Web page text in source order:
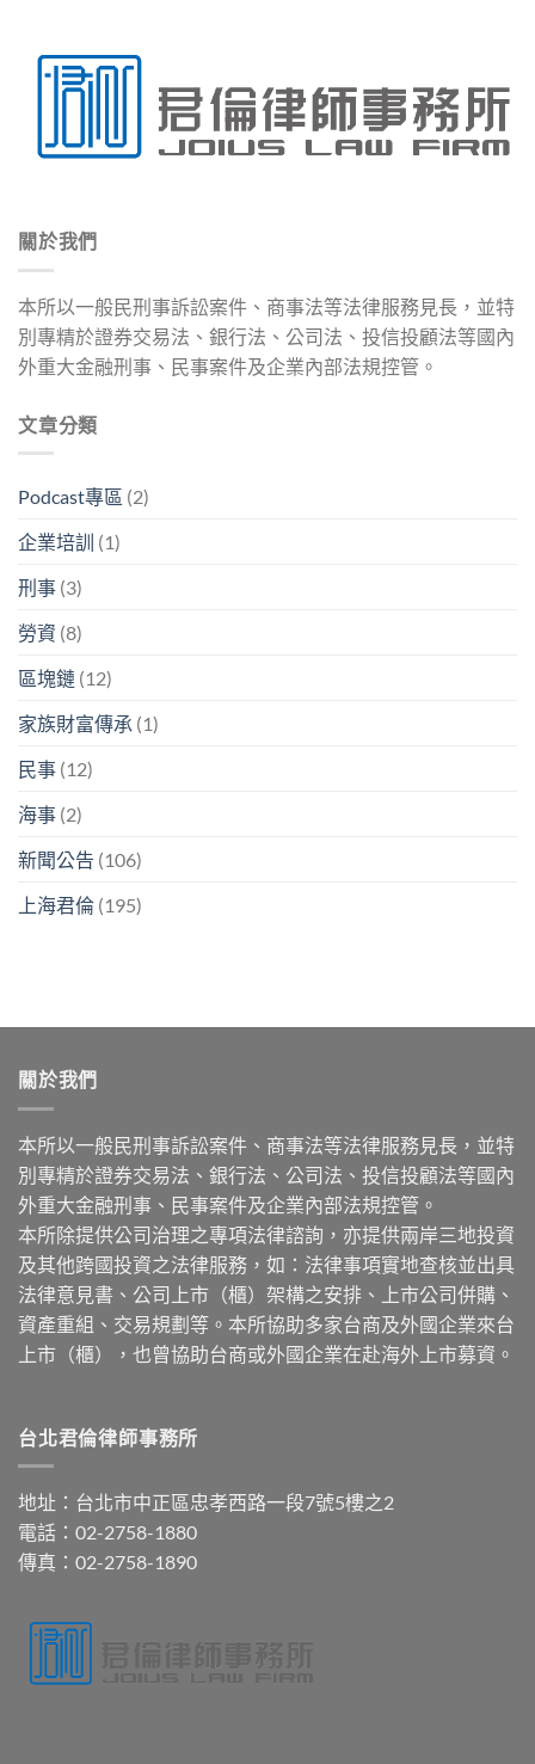
關於我們
本所以一般民刑事訴訟案件、商事法等法律服務見長，並特
別專精於證券交易法、銀行法、公司法、投信投顧法等國內
外重大金融刑事、民事案件及企業內部法規控管。
文章分類
Podcast專區 (2)
企業培訓 (1)
刑事 (3)
勞資 (8)
區塊鏈 (12)
家族財富傳承 (1)
民事 (12)
海事 (2)
新聞公告 (106)
上海君倫 (195)
關於我們
本所以一般民刑事訴訟案件、商事法等法律服務見長，並特
別專精於證券交易法、銀行法、公司法、投信投顧法等國內
外重大金融刑事、民事案件及企業內部法規控管。
本所除提供公司治理之專項法律諮詢，亦提供兩岸三地投資
及其他跨國投資之法律服務，如：法律事項實地查核並出具
法律意見書、公司上市（櫃）架構之安排、上市公司併購、
資產重組、交易規劃等。本所協助多家台商及外國企業來台
上市（櫃），也曾協助台商或外國企業在赴海外上市募資。
台北君倫律師事務所
地址：台北市中正區忠孝西路一段7號5樓之2
電話：02-2758-1880
傳真：02-2758-1890